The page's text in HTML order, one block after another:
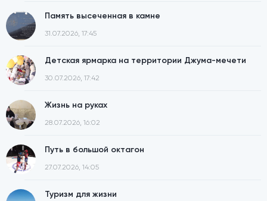
Память высеченная в камне
31.07.2026, 17:45
Детская ярмарка на территории Джума-мечети
30.07.2026, 17:42
Жизнь на руках
28.07.2026, 16:02
Путь в большой октагон
27.07.2026, 14:05
Туризм для жизни